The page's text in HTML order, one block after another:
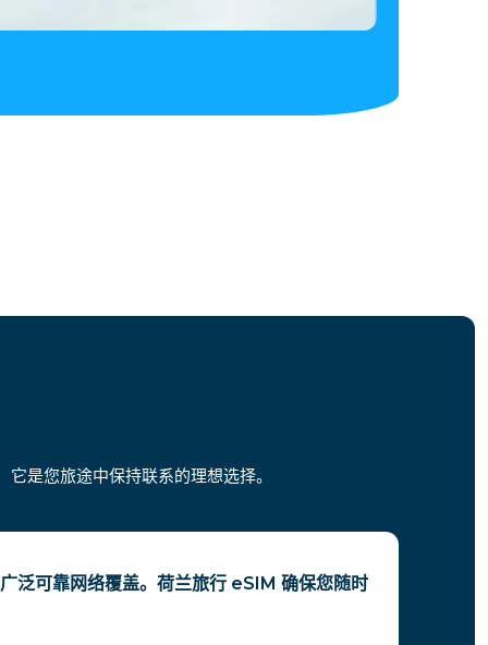
是您旅途中保持联系的理想选择。
泛可靠网络覆盖。荷兰旅行 eSIM 确保您随时